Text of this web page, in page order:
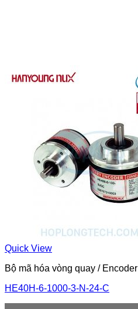
Quick View
Bộ mã hóa vòng quay / Encoder
HE40H-6-1000-3-N-24-C